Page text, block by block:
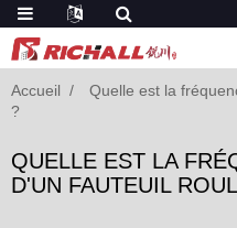
Accueil
Quelle est la
?
QUELLE EST LA
D'UN FAUTEUIL